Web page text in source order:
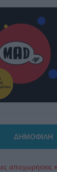
ΔΗΜΟΦΙΛΗ
αποχωρήσεις